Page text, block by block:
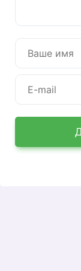
Во-первых,
банка —
карту,
подписали
сделайте